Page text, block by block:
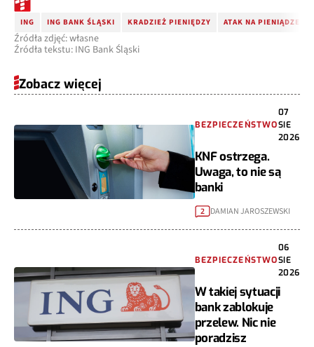
ING ING BANK ŚLĄSKI KRADZIEŻ PIENIĘDZY ATAK NA PIENIĄDZE
Źródła zdjęć: własne
Źródła tekstu: ING Bank Śląski
Zobacz więcej
BEZPIECZEŃSTWO
07
SIE
2026
KNF ostrzega.
Uwaga, to nie są
banki
2 DAMIAN JAROSZEWSKI
BEZPIECZEŃSTWO
06
SIE
2026
W takiej sytuacji
bank zablokuje
przelew. Nic nie
poradzisz